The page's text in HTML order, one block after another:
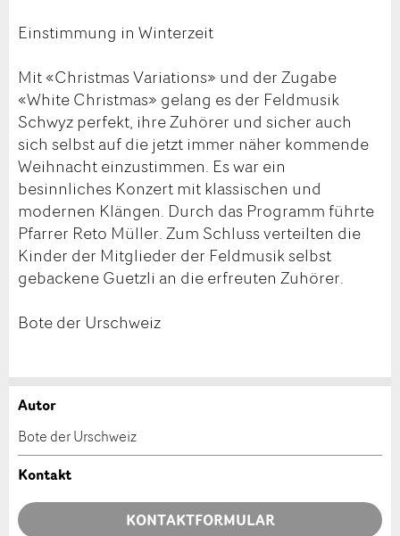
Einstimmung in Winterzeit
Mit «Christmas Variations» und der Zugabe
«White Christmas» gelang es der Feldmusik
Schwyz perfekt, ihre Zuhörer und sicher auch
sich selbst auf die jetzt immer näher kommende
Weihnacht einzustimmen. Es war ein
besinnliches Konzert mit klassischen und
modernen Klängen. Durch das Programm führte
Pfarrer Reto Müller. Zum Schluss verteilten die
Kinder der Mitglieder der Feldmusik selbst
gebackene Guetzli an die erfreuten Zuhörer.
Bote der Urschweiz
Anzeige beanstanden
Ihr Feedback wird sehr geschätzt!
Allgemeines Feedback
Anzeige weiterempfehlen
Empfehlen Sie diese Anzeige an Freunde weiter.
Autor
Bote der Urschweiz
Kontakt
KONTAKTFORMULAR